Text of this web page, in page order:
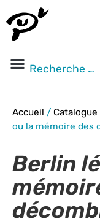
Accueil / Catalogue
ou la mémoire des
Berlin